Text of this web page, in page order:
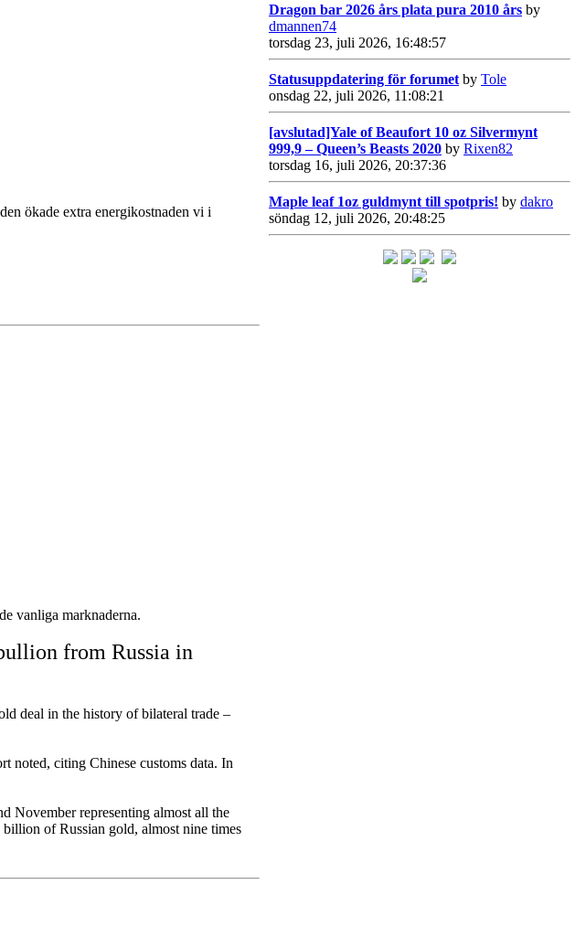
ökade extra energikostnaden vi i
vanliga marknaderna.
from Russia in
deal in the history of bilateral trade –
noted, citing Chinese customs data. In
November representing almost all the
of Russian gold, almost nine times
Dragon bar 2026 års plata pura 2010 års by
dmannen74
torsdag 23, juli 2026, 16:48:57
Statusuppdatering för forumet by Tole
onsdag 22, juli 2026, 11:08:21
[avslutad]Yale of Beaufort 10 oz Silvermynt
999,9 – Queen’s Beasts 2020 by Rixen82
torsdag 16, juli 2026, 20:37:36
Maple leaf 1oz guldmynt till spotpris! by dakro
söndag 12, juli 2026, 20:48:25